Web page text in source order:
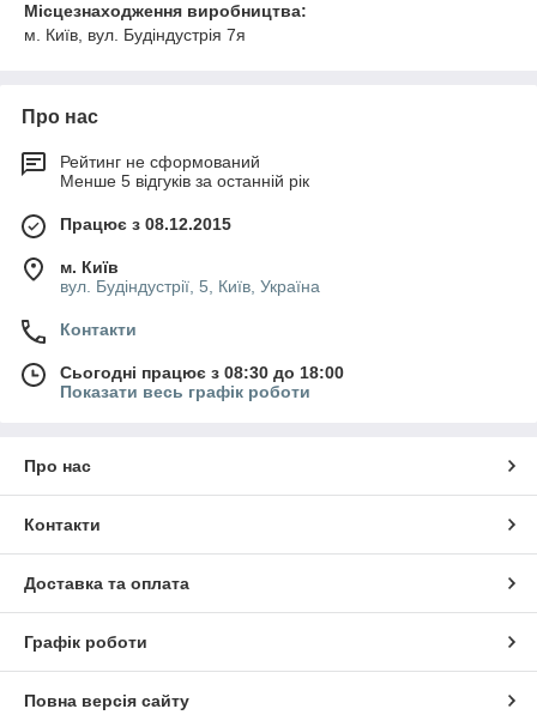
Місцезнаходження виробництва:
м. Київ, вул. Будіндустрія 7я
Про нас
Рейтинг не сформований
Менше 5 відгуків за останній рік
Працює з 08.12.2015
м. Київ
вул. Будіндустрії, 5, Київ, Україна
Контакти
Сьогодні працює з 08:30 до 18:00
Показати весь графік роботи
Про нас
Контакти
Доставка та оплата
Графік роботи
Повна версія сайту